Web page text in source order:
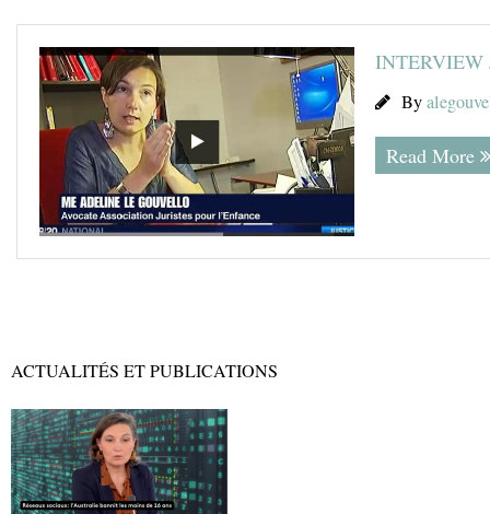
INTERVIEW
By
Read More
ACTUALITÉS ET PUBLICATIONS